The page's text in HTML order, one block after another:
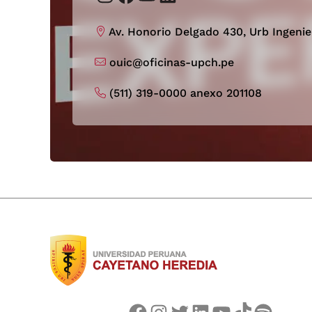
Av. Honorio Delgado 430, Urb
ouic@oficinas-upch.pe
(511) 319-0000 anexo 201108